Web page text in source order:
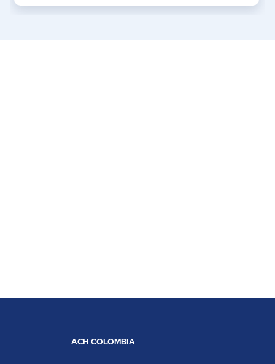
ACH COLOMBIA